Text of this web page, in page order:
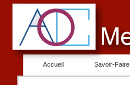
Accueil Savoir-Faire